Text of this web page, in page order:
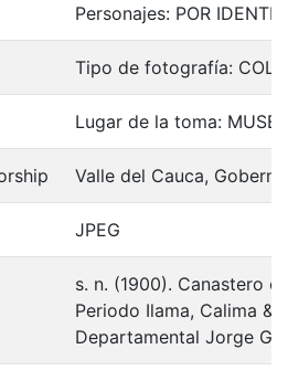
Personajes: POR
Tipo de fotografía:
Lugar de la toma:
Valle del Cauca,
JPEG
s. n. (1900). Canastero
Periodo Ilama, Calima &
Departamental Jorge